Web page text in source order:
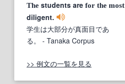
The students are for the most
diligent.
学生は大部分が真面目であ
る。
- Tanaka Corpus
>> 例文の一覧を見る